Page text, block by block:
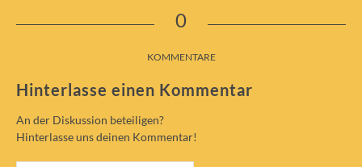
0
KOMMENTARE
Hinterlasse einen Kommentar
An der Diskussion beteiligen?
Hinterlasse uns deinen Kommentar!